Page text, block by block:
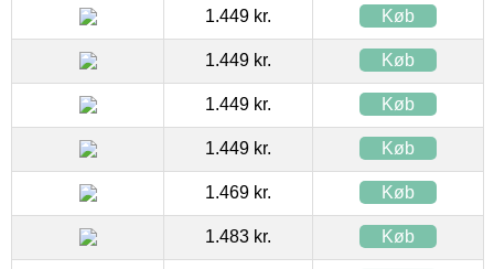
1.449 kr. Køb
1.449 kr. Køb
1.449 kr. Køb
1.449 kr. Køb
1.469 kr. Køb
1.483 kr. Køb